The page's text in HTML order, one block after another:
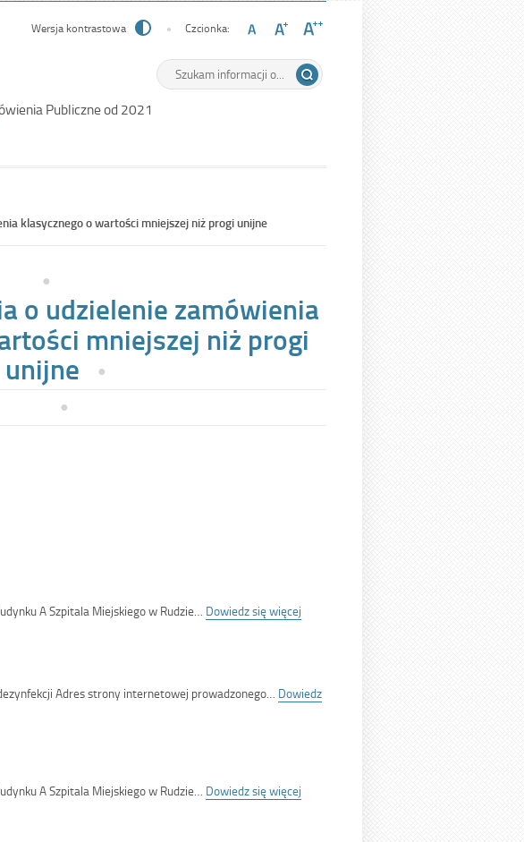
Wersja kontrastowa Czcionka:
Wyszukiwarka
Tutaj
wpisz
Publiczne od 2021
klasycznego o wartości mniejszej niż progi unijne
o udzielenie zamówienia
mniejszej niż progi
unijne
A Szpitala Miejskiego w Rudzie… Dowiedz się więcej
<span
Adres strony internetowej prowadzonego… Dowiedz
span>
A Szpitala Miejskiego w Rudzie… Dowiedz się więcej
<span